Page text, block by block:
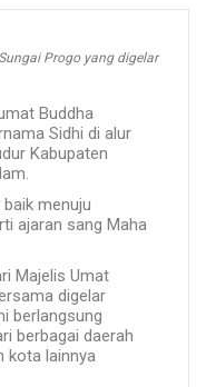
Progo yang digelar
Buddha
Sidhi di alur
Kabupaten
menuju
ajaran sang Maha
Majelis Umat
digelar
berlangsung
berbagai daerah
kota lainnya